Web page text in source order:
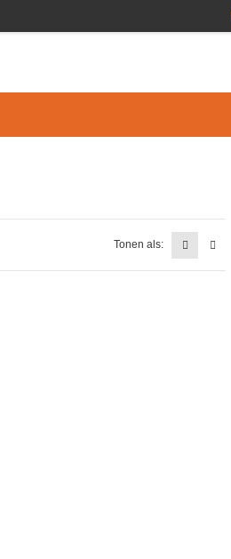
Tonen als: